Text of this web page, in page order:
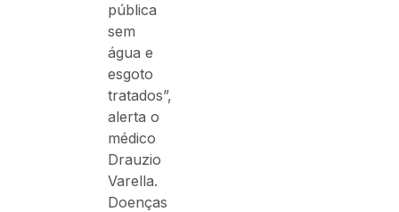
pública
sem
água e
esgoto
tratados”,
alerta o
médico
Drauzio
Varella.
Doenças